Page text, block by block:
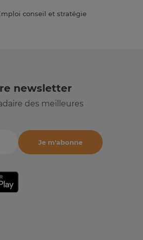
conseil et stratégie
newsletter
des meilleures
Je m'abonne